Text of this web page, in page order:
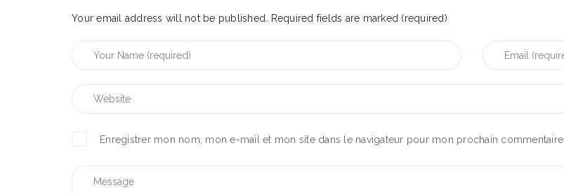
Your email address will not be published. Required fields are marked (required)
Enregistrer mon nom, mon e-mail et mon site dans le navigateur pour mon prochain commentaire.